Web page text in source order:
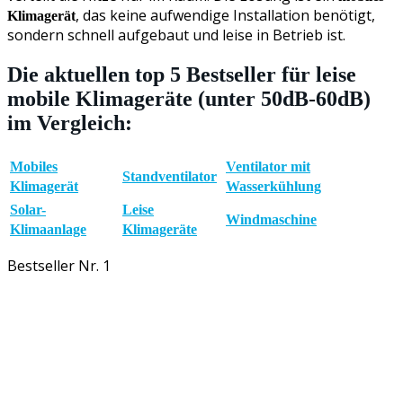
Klimagerät, das keine aufwendige Installation benötigt,
sondern schnell aufgebaut und leise in Betrieb ist.
Die aktuellen top 5 Bestseller für leise
mobile Klimageräte (unter 50dB-60dB)
im Vergleich:
Mobiles
Klimagerät
Standventilator
Ventilator mit
Wasserkühlung
Solar-
Klimaanlage
Leise
Klimageräte
Windmaschine
Bestseller Nr. 1